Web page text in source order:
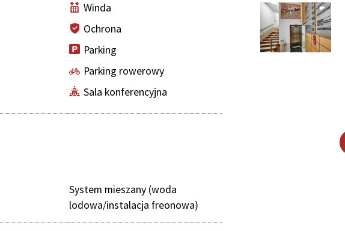
Winda
Ochrona
Parking
Parking rowerowy
Sala konferencyjna
System mieszany (woda
lodowa/instalacja freonowa)